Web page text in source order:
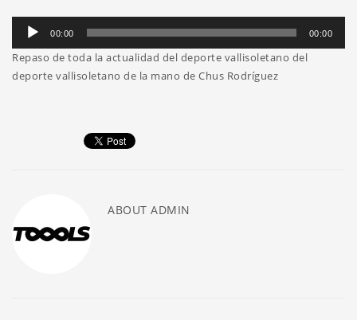
Reproductor
audio
00:00 00:00
Repaso de toda la actualidad del deporte vallisoletano del
deporte vallisoletano de la mano de Chus Rodríguez
ABOUT ADMIN